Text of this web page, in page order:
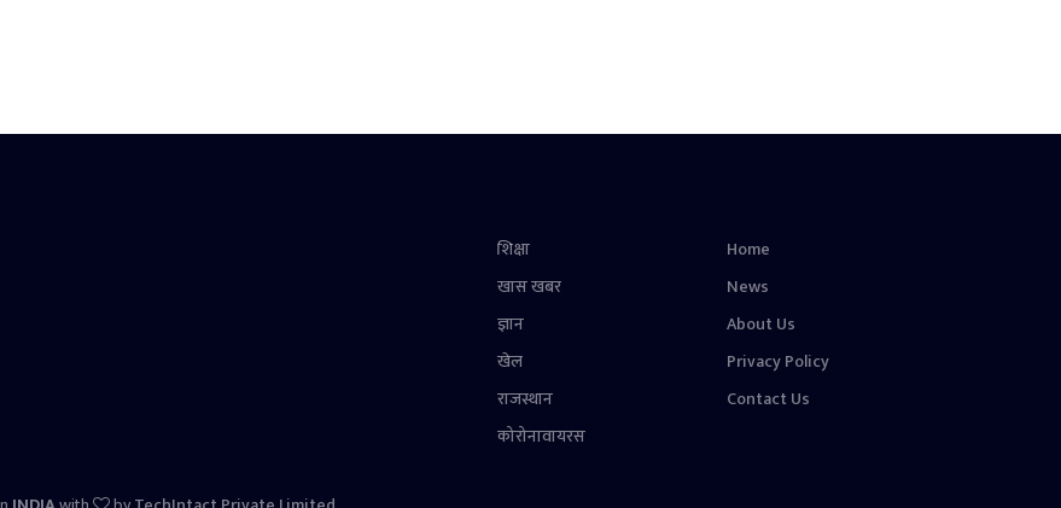
शिक्षा
खास खबर
ज्ञान
खेल
राजस्थान
कोरोनावायरस
Home
News
About Us
Privacy Policy
Contact Us